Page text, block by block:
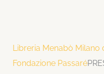
Libreria Menabò Milano
Fondazione Passaré